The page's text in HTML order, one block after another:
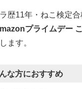
歴11年・ねこ検定
プライムデー
ます。
な方におすすめ